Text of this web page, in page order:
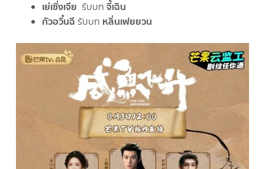
เย่เซิ่งเจีย รับบท จี้เฉิน
กัวอวิ๋นฉี รับบท หลิ่นเฟยยวน